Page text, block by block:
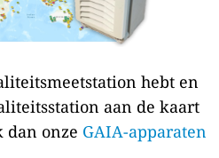
hebt en
aan de kaart
onze GAIA-apparaten